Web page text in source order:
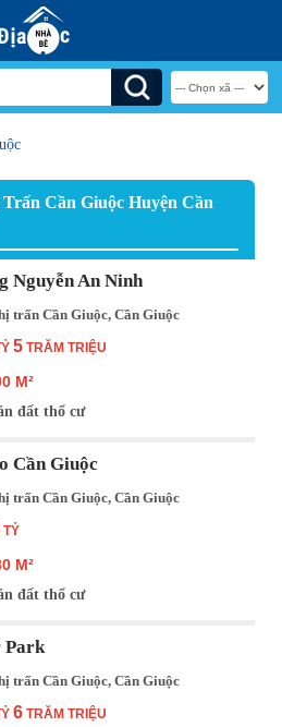
Cần Giuộc Huyện Cần
Nguyễn An Ninh
trấn Cần Giuộc, Cần Giuộc
5 TRĂM TRIỆU
M²
đất thổ cư
Cần Giuộc
trấn Cần Giuộc, Cần Giuộc
TỶ
M²
đất thổ cư
Park
trấn Cần Giuộc, Cần Giuộc
6 TRĂM TRIỆU